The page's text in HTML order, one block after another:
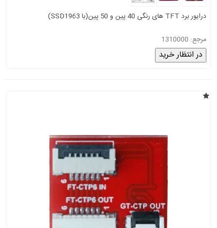
درایور برد TFT های رنگی 40 پین و 50 پین(با SSD1963)
مرجع: 1310000
در انتظار خرید